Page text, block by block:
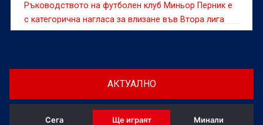
Ръководството на футболен клуб Миньор Перник е
с категорична нагласа за влизане във Втора лига
догодина още преди началото на новия сезон.
АКТУАЛНО
Сега Ще играят Минали